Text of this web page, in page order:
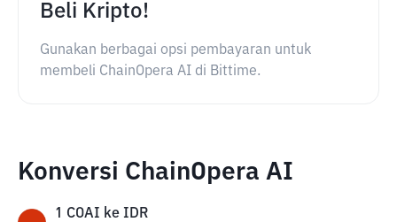
Beli Kripto!
Gunakan berbagai opsi pembayaran untuk
membeli ChainOpera AI di Bittime.
Konversi ChainOpera AI
1 COAI ke IDR